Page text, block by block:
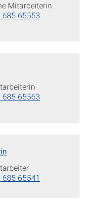
Mitarbeiterin
685 65553
685 65563
65541